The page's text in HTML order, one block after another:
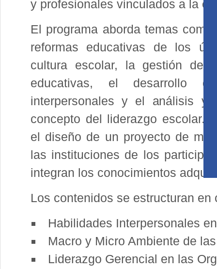
y profesionales vinculados a la
El programa aborda temas
reformas educativas de los
cultura escolar, la gestión de
educativas, el desarrollo
interpersonales y el análisis y
concepto del liderazgo escolar.
el diseño de un proyecto de
las instituciones de los
integran los conocimientos
Los contenidos se estructuran en
Habilidades Interpersonales
Macro y Micro Ambiente de
Liderazgo Gerencial en las